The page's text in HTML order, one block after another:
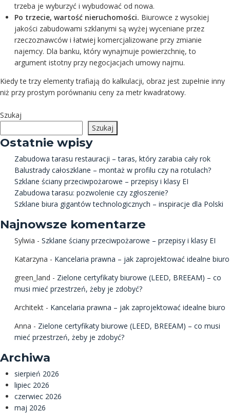
trzeba je wyburzyć i wybudować od nowa.
Po trzecie, wartość nieruchomości. Biurowce z wysokiej
jakości zabudowami szklanymi są wyżej wyceniane przez
rzeczoznawców i łatwiej komercjalizowane przy zmianie
najemcy. Dla banku, który wynajmuje powierzchnię, to
argument istotny przy negocjacjach umowy najmu.
Kiedy te trzy elementy trafiają do kalkulacji, obraz jest zupełnie inny
niż przy prostym porównaniu ceny za metr kwadratowy.
Szukaj
Szukaj
Ostatnie wpisy
Zabudowa tarasu restauracji – taras, który zarabia cały rok
Balustrady całoszklane – montaż w profilu czy na rotulach?
Szklane ściany przeciwpożarowe – przepisy i klasy EI
Zabudowa tarasu: pozwolenie czy zgłoszenie?
Szklane biura gigantów technologicznych – inspiracje dla Polski
Najnowsze komentarze
Sylwia - Szklane ściany przeciwpożarowe – przepisy i klasy EI
Katarzyna - Kancelaria prawna – jak zaprojektować idealne biuro
green_land - Zielone certyfikaty biurowe (LEED, BREEAM) – co
musi mieć przestrzeń, żeby je zdobyć?
Architekt - Kancelaria prawna – jak zaprojektować idealne biuro
Anna - Zielone certyfikaty biurowe (LEED, BREEAM) – co musi
mieć przestrzeń, żeby je zdobyć?
Archiwa
sierpień 2026
lipiec 2026
czerwiec 2026
maj 2026